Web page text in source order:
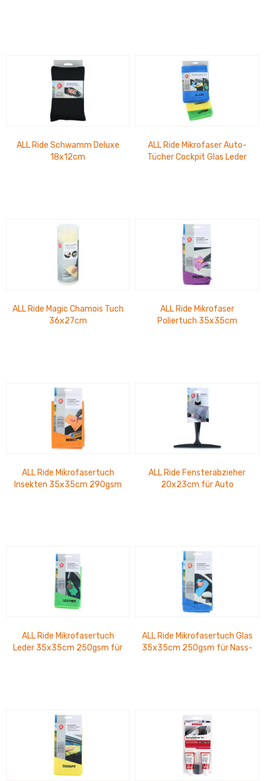
ALL Ride Schwamm Deluxe
18x12cm
ALL Ride Mikrofaser Auto-
Tücher Cockpit Glas Leder
ALL Ride Magic Chamois Tuch
36x27cm
ALL Ride Mikrofaser
Poliertuch 35x35cm
ALL Ride Mikrofasertuch
Insekten 35x35cm 290gsm
ALL Ride Fensterabzieher
20x23cm für Auto
ALL Ride Mikrofasertuch
Leder 35x35cm 250gsm für
ALL Ride Mikrofasertuch Glas
35x35cm 250gsm für Nass-